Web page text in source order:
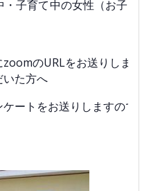
子育て中の女性（お子さま
のURLをお送りします。
いた方へ
ートをお送りしますのでご